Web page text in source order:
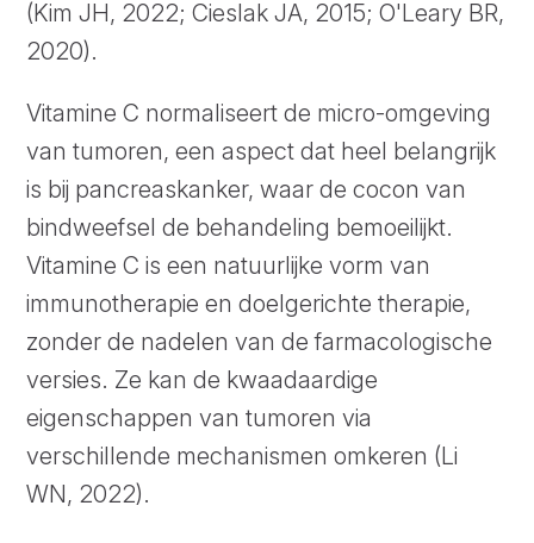
(Kim JH, 2022; Cieslak JA, 2015; O'Leary BR,
2020).
Vitamine C normaliseert de micro-omgeving
van tumoren, een aspect dat heel belangrijk
is bij pancreaskanker, waar de cocon van
bindweefsel de behandeling bemoeilijkt.
Vitamine C is een natuurlijke vorm van
immunotherapie en doelgerichte therapie,
zonder de nadelen van de farmacologische
versies. Ze kan de kwaadaardige
eigenschappen van tumoren via
verschillende mechanismen omkeren (Li
WN, 2022).